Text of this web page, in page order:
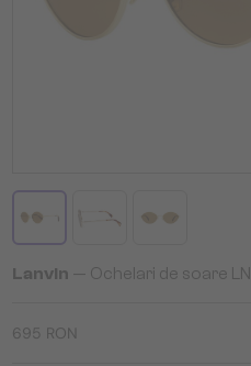
Lanvin — Ochelari de soare
695 RON